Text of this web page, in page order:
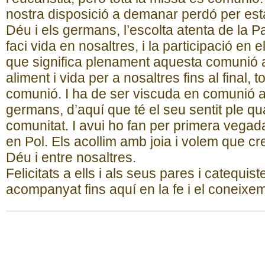
nostra disposició a demanar perdó per
Déu i els germans, l’escolta atenta de la
faci vida en nosaltres, i la participació en
que significa plenament aquesta comunió
aliment i vida per a nosaltres fins al final,
comunió. I ha de ser viscuda en comunió
germans, d’aquí que té el seu sentit ple
comunitat. I avui ho fan per primera
en Pol. Els acollim amb joia i volem que
Déu i entre nosaltres.
Felicitats a ells i als seus pares i
acompanyat fins aquí en la fe i el